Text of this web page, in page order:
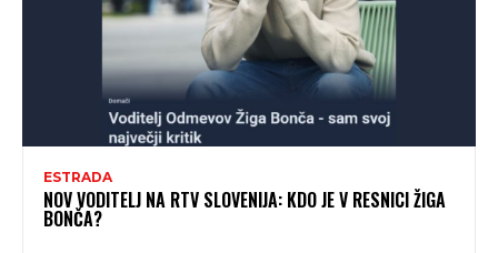
ESTRADA
NOV VODITELJ NA RTV SLOVENIJA: KDO JE V RESNICI ŽIGA
BONČA?